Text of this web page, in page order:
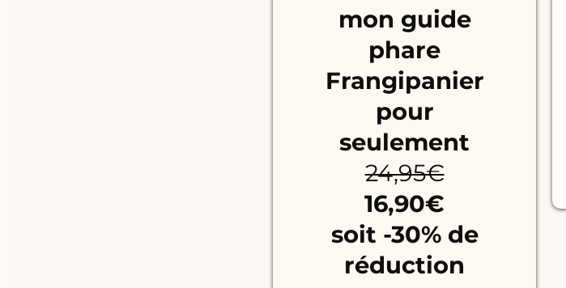
mon guide
phare
Frangipanier
pour
seulement
24,95€
16,90€
soit -30% de
réduction